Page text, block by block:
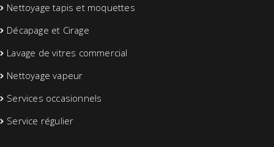
Nettoyage tapis et moquettes
Décapage et Cirage
Lavage de vitres commercial
Nettoyage vapeur
Services occasionnels
Service régulier